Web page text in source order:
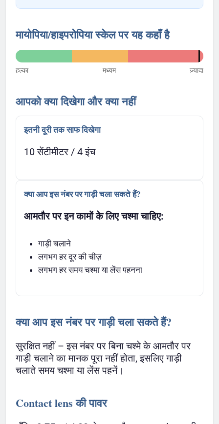
मायोपिया/हाइपरोपिया स्केल पर यह कहाँ है
हल्का मध्यम ज़्यादा
आपको क्या दिखेगा और क्या नहीं
इतनी दूरी तक साफ दिखेगा
10 सेंटीमीटर / 4 इंच
क्या आप इस नंबर पर गाड़ी चला सकते हैं?
आमतौर पर इन कामों के लिए चश्मा चाहिए:
गाड़ी चलाने
लगभग हर दूर की चीज़
लगभग हर समय चश्मा या लेंस पहनना
क्या आप इस नंबर पर गाड़ी चला सकते हैं?
सुरक्षित नहीं – इस नंबर पर बिना चश्मे के आमतौर पर
गाड़ी चलाने का मानक पूरा नहीं होता, इसलिए गाड़ी
चलाते समय चश्मा या लेंस पहनें।
Contact lens की पावर